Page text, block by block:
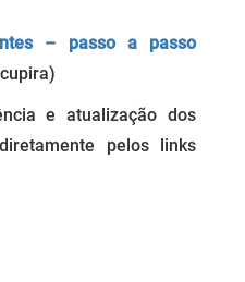
– passo a passo
e atualização dos
pelos links